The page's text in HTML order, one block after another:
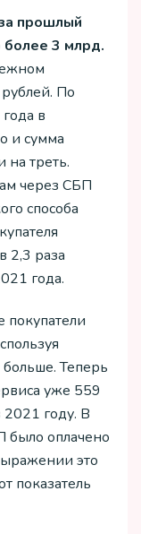
прошлый
3 млрд.
По
в
и сумма
треть.
через СБП
способа
2,3 раза
года.
покупатели
Теперь
уже 559
2021 году. В
было оплачено
это
показатель